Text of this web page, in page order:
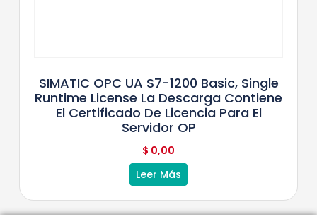
SIMATIC OPC UA S7-1200 Basic, Single
Runtime License La Descarga Contiene
El Certificado De Licencia Para El
Servidor OP
$ 0,00
Leer Más